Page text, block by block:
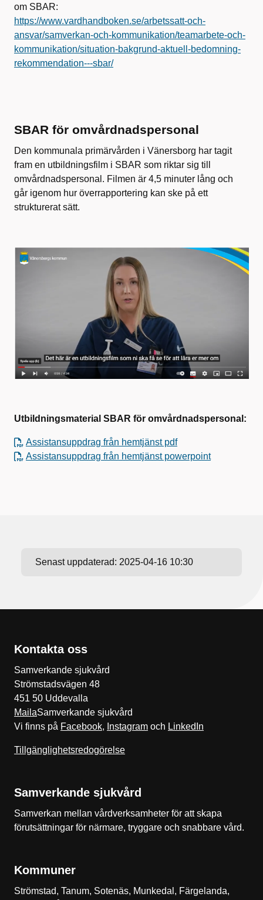
om SBAR:
https://www.vardhandboken.se/arbetssatt-och-
ansvar/samverkan-och-kommunikation/teamarbete-och-
kommunikation/situation-bakgrund-aktuell-bedomning-
rekommendation---sbar/
SBAR för omvårdnadspersonal
Den kommunala primärvården i Vänersborg har tagit
fram en utbildningsfilm i SBAR som riktar sig till
omvårdnadspersonal. Filmen är 4,5 minuter lång och
går igenom hur överrapportering kan ske på ett
strukturerat sätt.
Utbildningsmaterial SBAR för omvårdnadspersonal:
Assistansuppdrag från hemtjänst pdf
Assistansuppdrag från hemtjänst powerpoint
Senast uppdaterad: 2025-04-16 10:30
Kontakta oss
Samverkande sjukvård
Strömstadsvägen 48
451 50 Uddevalla
MailaSamverkande sjukvård
Vi finns på Facebook, Instagram och LinkedIn
Tillgänglighetsredogörelse
Samverkande sjukvård
Samverkan mellan vårdverksamheter för att skapa
förutsättningar för närmare, tryggare och snabbare vård.
Kommuner
Strömstad, Tanum, Sotenäs, Munkedal, Färgelanda,